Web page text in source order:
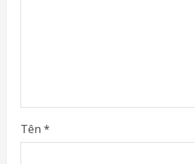
Tên *